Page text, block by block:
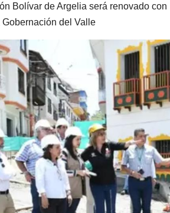
Bolívar de Argelia será renovado
Gobernación del Valle